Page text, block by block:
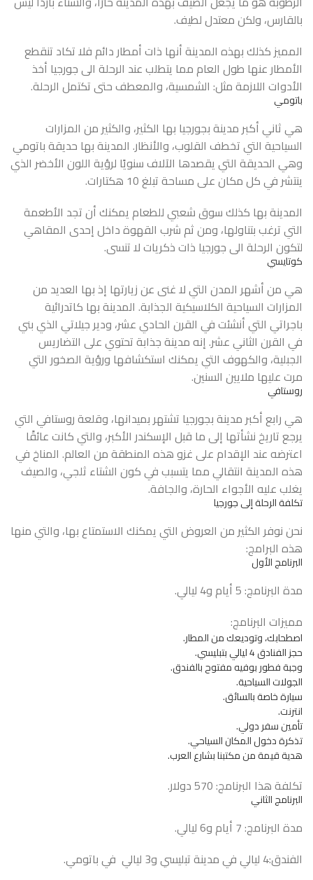
بالقارس، ولكن معتدل لطيف.
المميز كذلك بهذه المدينة أنها ذات أمطار دائم فلا تكاد تنقطع
الأمطار عنها طول العام مما يتطلب عند الرحلة الى جورجيا أخذ
الأدوات اللازمة مثل: الشمسية، والمعطف حتى تكتمل الرحلة.
باتومي
هي ثاني أكبر مدينة بجورجيا بها الكثير، والكثير من المزارات
السياحية التي تخطف القلوب، والأنظار. المدينة بها حديقة باتومي
وهي الحديقة التي يقصدها الآلاف سنويًا لرؤية اللون الأخضر الذي
ينتشر في كل مكان على مساحة تبلغ 10 هكتارات.
المدينة بها كذلك سوق شعبي للطعام يمكنك أن تجد الأطعمة
التي ترغب بتناولها، ومن ثم شرب القهوة داخل إحدى المقاهي
لتكون الرحلة الى جورجيا ذات ذكريات لا تنسى.
كوتايسي
هي من أشهر المدن التي لا غنى عن زيارتها إذ بها العديد من
المزارات السياحية الكلاسيكية الجذابة. المدينة بها كاتدرائية
باجراتي التي أنشئت في القرن الحادي عشر، ودير جيلاتي الذي بني
في القرن الثاني عشر. إنه مدينة جذابة تحتوي على التضاريس
الجبلية، والكهوف التي يمكنك استكشافها ورؤية الصخور التي
مرت عليها ملايين السنين.
روستافي
هي رابع أكبر مدينة بجورجيا تشتهر بميدانها، وقلعة روستافي التي
يرجع تاريخ نشأتها إلى ما قبل الإسكندر الأكبر، والتي كانت عائقًا
اعترضه عند الإقدام على غزو هذه المنطقة من العالم. المناخ في
هذه المدينة انتقالي مما يتسبب في كون الشتاء ثلجي، والصيف
يغلب عليه الأجواء الحارة، والجافة.
تكلفة الرحلة إلى جورجيا
نحن نوفر الكثير من العروض التي يمكنك الاستمتاع بها، والتي منها
هذه البرامج:
البرنامج الأول
مدة البرنامج: 5 أيام و4 ليالي.
مميزات البرنامج:
اصطحابك، وتوديعك من المطار.
حجز الفنادق 4 ليالي بتبليسي.
وجبة فطور بوفيه مفتوح بالفندق.
الجولات السياحية.
سيارة خاصة بالسائق.
انترنت.
تأمين سفر دولي.
تذكرة دخول المكان السياحي.
هدية قيمة من مكتبنا بشارع العرب.
تكلفة هذا البرنامج: 570 دولار.
البرنامج الثاني
مدة البرنامج: 7 أيام و6 ليالي.
الفندق:4 ليالي في مدينة تبليسي و3 ليالي في باتومي.